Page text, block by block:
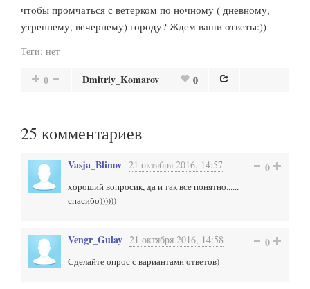
чтобы промчаться с ветерком по ночному ( дневному,
утреннему, вечернему) городу? Ждем ваши ответы:))
Теги: нет
0 Dmitriy_Komarov 0
25 комментариев
Vasja_Blinov 21 октября 2016, 14:57 0
хороший вопросик, да и так все понятно......
спасибо))))))
Vengr_Gulay 21 октября 2016, 14:58 0
Сделайте опрос с вариантами ответов)